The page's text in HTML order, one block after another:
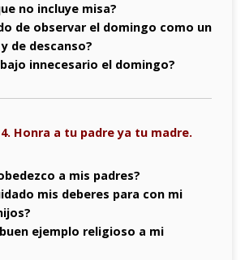
no incluye misa?
de observar el domingo como un
de descanso?
innecesario el domingo?
Honra a tu padre ya tu madre.
a mis padres?
mis deberes para con mi
ejemplo religioso a mi